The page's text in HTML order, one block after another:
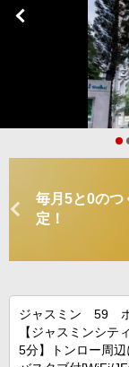
毎月5と0のつ
定！
ジャスミン 59
【ジャスミンシテ
5分】トンロー周